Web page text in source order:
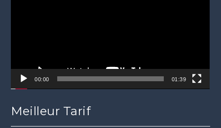
00:00 01:39
Meilleur Tarif